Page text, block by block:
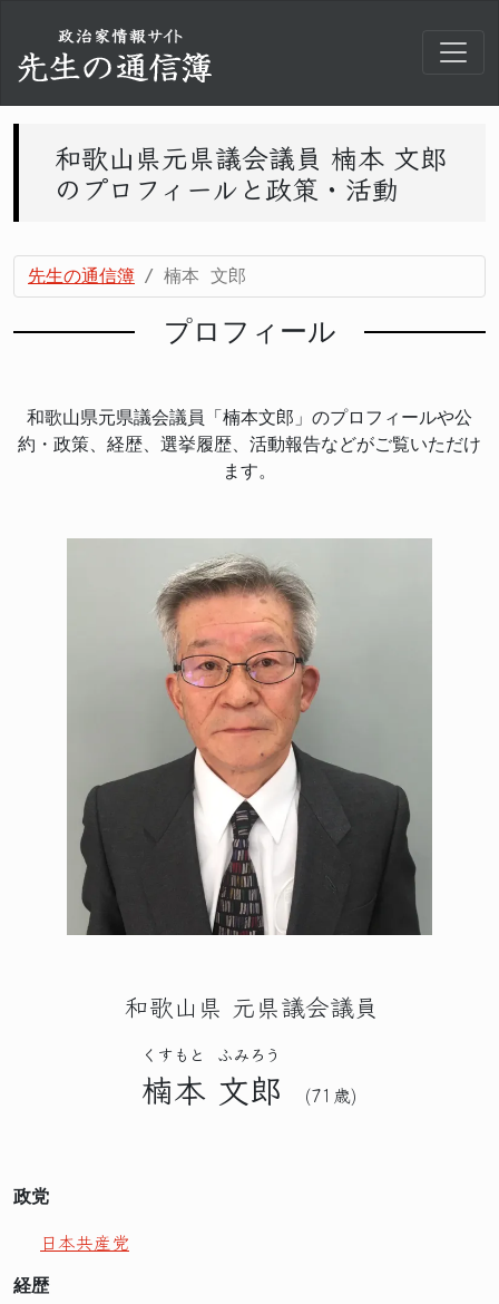
和歌山県元県議会議員 楠本 文郎
のプロフィールと政策・活動
先生の通信簿 楠本 文郎
プロフィール
和歌山県元県議会議員「楠本文郎」のプロフィールや公
約・政策、経歴、選挙履歴、活動報告などがご覧いただけ
ます。
和歌山県 元県議会議員
楠本
くすもと
文郎
ふみろう
(71歳)
政党
日本共産党
経歴